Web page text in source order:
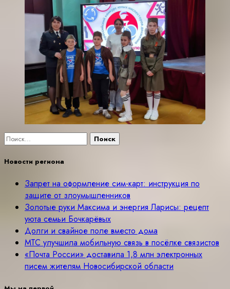
Найти:
Новости региона
Запрет на оформление сим-карт: инструкция по
защите от злоумышленников
Золотые руки Максима и энергия Ларисы: рецепт
уюта семьи Бочкарёвых
Долги и свайное поле вместо дома
МТС улучшила мобильную связь в посёлке связистов
«Почта России» доставила 1,8 млн электронных
писем жителям Новосибирской области